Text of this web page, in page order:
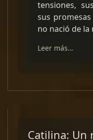
tensiones,
sus
no nació de la
Leer más…
Catilina: Un